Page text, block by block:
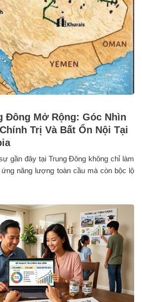
Đông Mở Rộng: Góc Nhìn
Trị Và Bất Ổn Nội Tại
gần đây tại Trung Đông không chỉ làm
ứng năng lượng toàn cầu mà còn bộc lộ